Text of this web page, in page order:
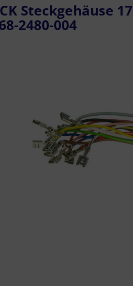
Steckgehäuse
2480-004